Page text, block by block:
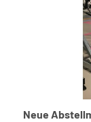
Neue